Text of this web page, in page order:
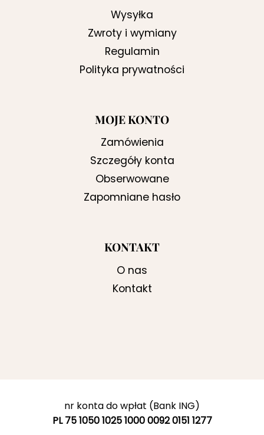
Wysyłka
Zwroty i wymiany
Regulamin
Polityka prywatności
MOJE KONTO
Zamówienia
Szczegóły konta
Obserwowane
Zapomniane hasło
KONTAKT
O nas
Kontakt
nr konta do wpłat (Bank ING)
PL 75 1050 1025 1000 0092 0151 1277